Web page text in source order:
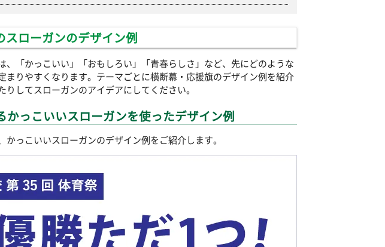
ローガンのデザイン例
、「かっこいい」「おもしろい」「青春らしさ」など、先にどのような
まりやすくなります。テーマごとに横断幕・応援旗のデザイン例を紹介
してスローガンのアイデアにしてください。
かっこいいスローガンを使ったデザイン例
っこいいスローガンのデザイン例をご紹介します。